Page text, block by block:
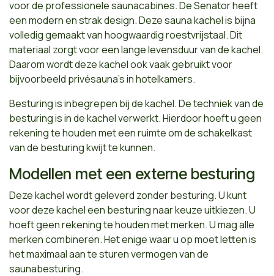
voor de professionele saunacabines. De Senator heeft
een modern en strak design. Deze sauna kachel is bijna
volledig gemaakt van hoogwaardig roestvrijstaal. Dit
materiaal zorgt voor een lange levensduur van de kachel.
Daarom wordt deze kachel ook vaak gebruikt voor
bijvoorbeeld privésauna's in hotelkamers.
Besturing is inbegrepen bij de kachel. De techniek van de
besturing is in de kachel verwerkt. Hierdoor hoeft u geen
rekening te houden met een ruimte om de schakelkast
van de besturing kwijt te kunnen.
Modellen met een externe besturing
Deze kachel wordt geleverd zonder besturing. U kunt
voor deze kachel een besturing naar keuze uitkiezen. U
hoeft geen rekening te houden met merken. U mag alle
merken combineren. Het enige waar u op moet letten is
het maximaal aan te sturen vermogen van de
saunabesturing.